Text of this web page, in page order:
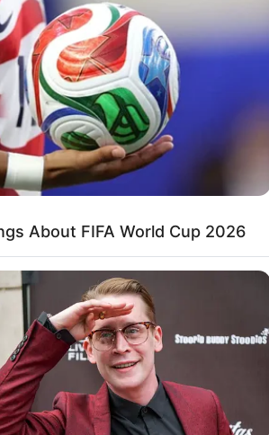
Lucu Seputar Malam
ala Jomblo yang Bikin
Desain Kanopi Tempat
Serasa Beristirahat di
Raja
About FIFA World Cup 2026